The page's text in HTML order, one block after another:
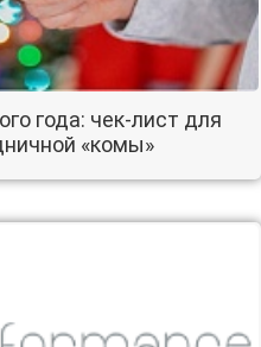
года: чек-лист для
«комы»